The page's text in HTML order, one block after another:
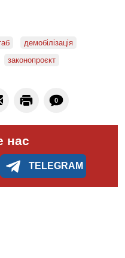
демобілізація
законопроєкт
0
нас
TELEGRAM